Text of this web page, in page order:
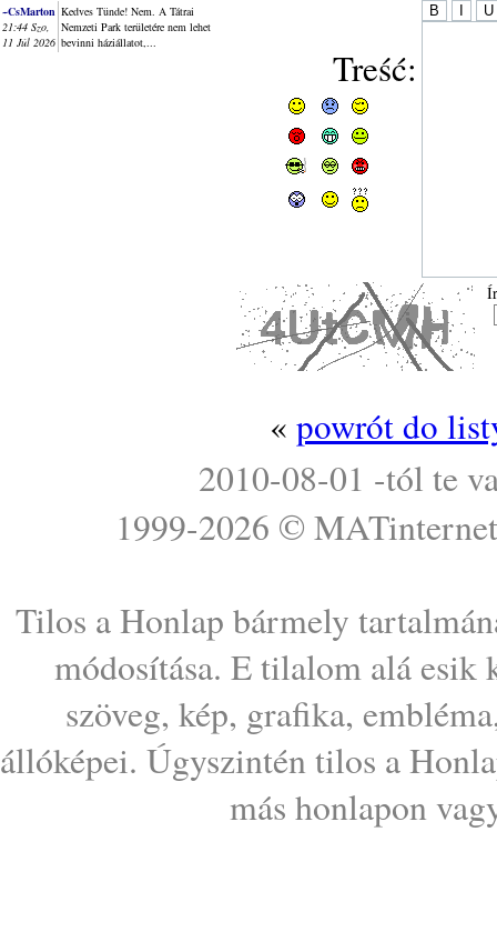
~CsMarton
21:44 Szo,
11 Júl 2026
Kedves Tünde! Nem. A Tátrai
Nemzeti Park területére nem lehet
bevinni háziállatot,...
Treść:
« powrót do
2010-08-01 -tól te
1999-2026 © MATinternet
Tilos a Honlap bármely
módosítása. E tilalom alá esik
szöveg, kép, grafika,
állóképei. Úgyszintén tilos a
más honlapon